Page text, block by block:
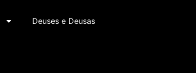
Deuses e Deusas